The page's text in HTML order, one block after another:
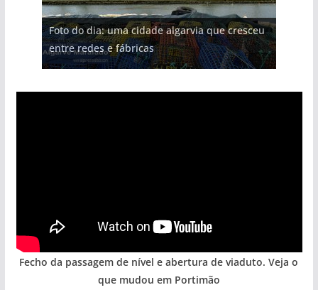
Foto do dia: uma cidade algarvia que cresceu
entre redes e fábricas
Tempestades roubam areia de praias e põem
arribas em risco no Algarve (com vídeo)
Milagre da água. Fontes emblemáticas do
Algarve voltam a ter vida (com vídeo)
Projeto milionário: investimento de 108
milhões de euros na construção de dois
hotéis (com vídeo)
Tapas do mar a 3 euros cada. Nova rota
gastronómica nasce no Algarve
Fecho da passagem de nível e abertura de viaduto. Veja o
que mudou em Portimão